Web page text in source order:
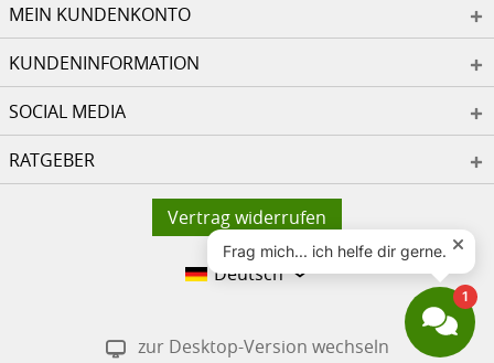
MEIN KUNDENKONTO
KUNDENINFORMATION
SOCIAL MEDIA
RATGEBER
Vertrag widerrufen
Deutsch
zur Desktop-Version wechseln